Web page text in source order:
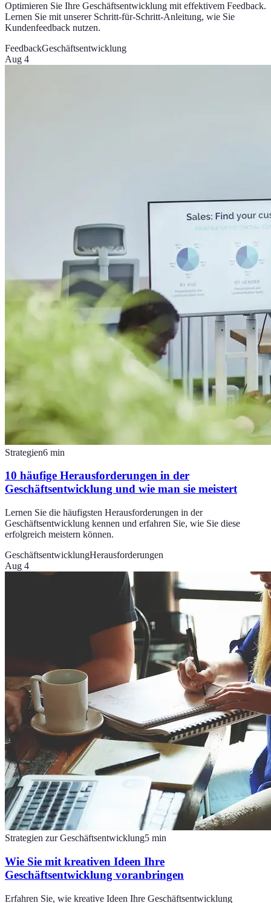
Optimieren Sie Ihre Geschäftsentwicklung mit effektivem Feedback.
Lernen Sie mit unserer Schritt-für-Schritt-Anleitung, wie Sie
Kundenfeedback nutzen.
FeedbackGeschäftsentwicklung
Aug 4
Strategien6 min
10 häufige Herausforderungen in der
Geschäftsentwicklung und wie man sie meistert
Lernen Sie die häufigsten Herausforderungen in der
Geschäftsentwicklung kennen und erfahren Sie, wie Sie diese
erfolgreich meistern können.
GeschäftsentwicklungHerausforderungen
Aug 4
Strategien zur Geschäftsentwicklung5 min
Wie Sie mit kreativen Ideen Ihre
Geschäftsentwicklung voranbringen
Erfahren Sie, wie kreative Ideen Ihre Geschäftsentwicklung